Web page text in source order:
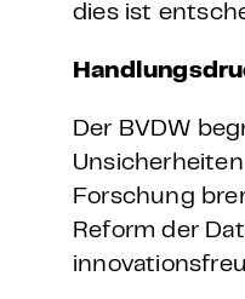
dies ist
Der BVDW
Forschung
Reform der